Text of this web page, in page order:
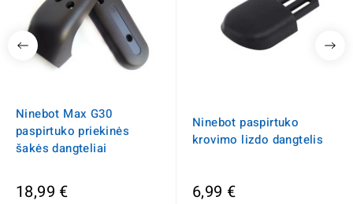
Ninebot Max G30
paspirtuko priekinės
šakės dangteliai
18,99 €
Ninebot paspirtuko
krovimo lizdo dangtelis
6,99 €